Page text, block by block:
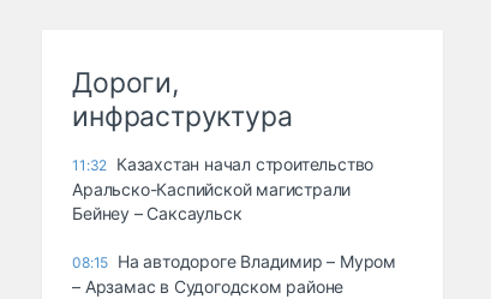
Дороги,
инфраструктура
11:32 Казахстан начал строительство
Аральско-Каспийской магистрали
Бейнеу – Саксаульск
08:15 На автодороге Владимир – Муром
– Арзамас в Судогодском районе